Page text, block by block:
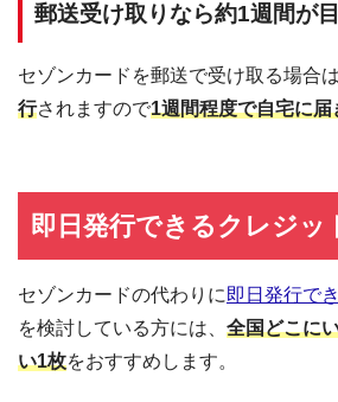
郵送受け取りなら約1週間が
セゾンカードを郵送で受け取る場合は
行されますので1週間程度で自宅に届
即日発行できるクレジッ
セゾンカードの代わりに 即日発行で
を検討している方には、 全国どこに
い1枚をおすすめします。